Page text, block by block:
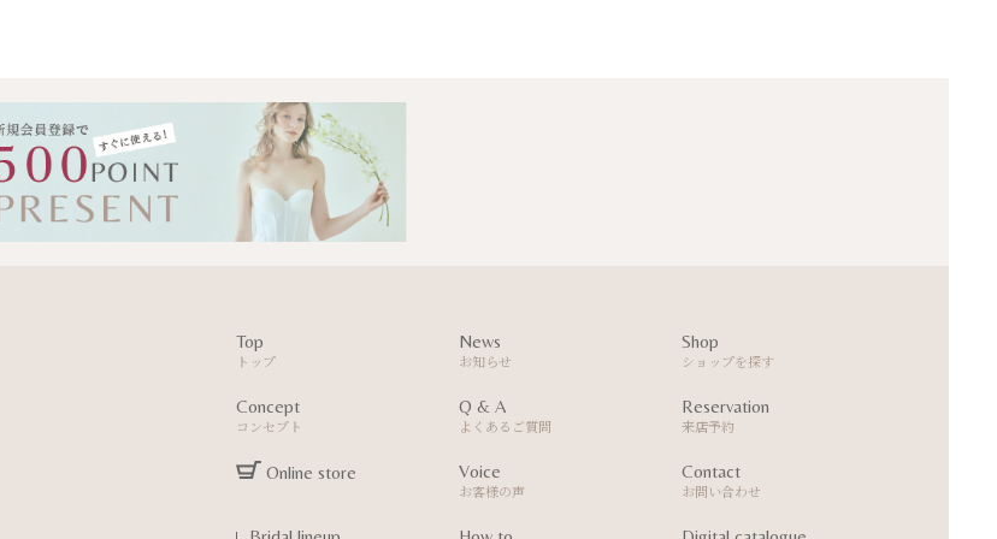
Top
トップ
News
お知らせ
Shop
ショップを探す
Concept
コンセプト
Q & A
よくあるご質問
Reservation
来店予約
Online store Voice
お客様の声
Contact
お問い合わせ